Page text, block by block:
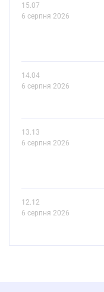
15.07
6 серпня 2026
14.04
6 серпня 2026
13.13
6 серпня 2026
12.12
6 серпня 2026